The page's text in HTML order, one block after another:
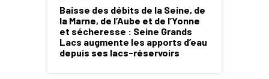
Baisse des débits de la Seine, de
la Marne, de l’Aube et de l’Yonne
et sécheresse : Seine Grands
Lacs augmente les apports d’eau
depuis ses lacs-réservoirs